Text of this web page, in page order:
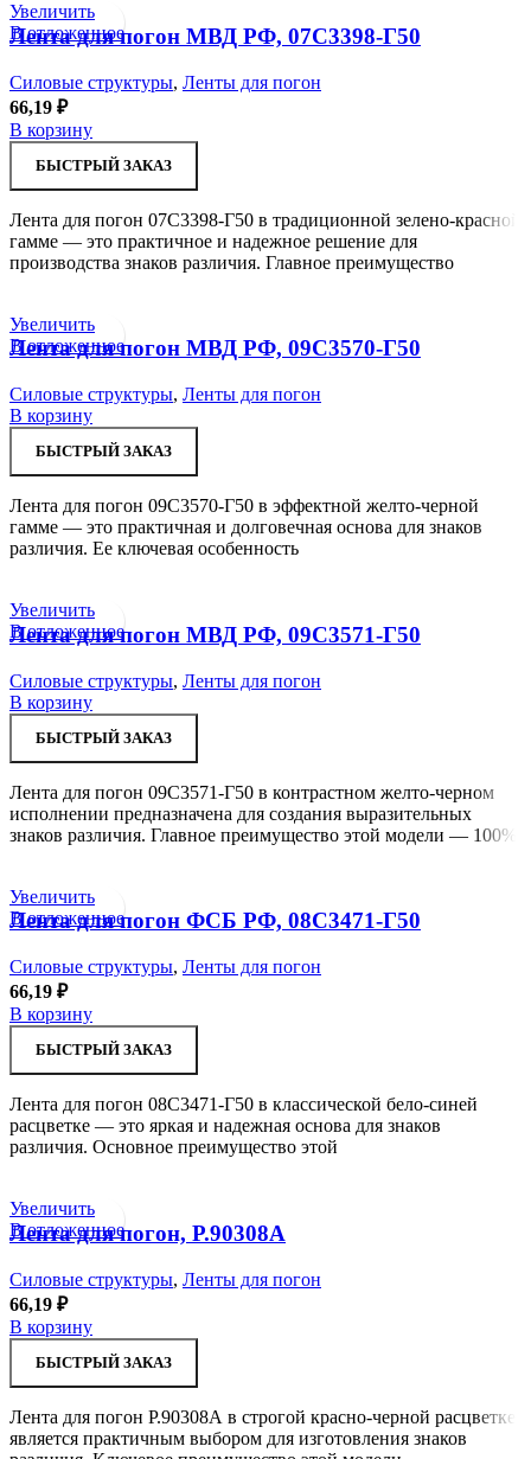
Увеличить
В отложенное
Лента для погон МВД РФ, 07С3398-Г50
Силовые структуры, Ленты для погон
66,19 ₽
В корзину
БЫСТРЫЙ ЗАКАЗ
Лента для погон 07С3398-Г50 в традиционной зелено-красной
гамме — это практичное и надежное решение для
производства знаков различия. Главное преимущество
Увеличить
В отложенное
Лента для погон МВД РФ, 09С3570-Г50
Силовые структуры, Ленты для погон
В корзину
БЫСТРЫЙ ЗАКАЗ
Лента для погон 09С3570-Г50 в эффектной желто-черной
гамме — это практичная и долговечная основа для знаков
различия. Ее ключевая особенность
Увеличить
В отложенное
Лента для погон МВД РФ, 09С3571-Г50
Силовые структуры, Ленты для погон
В корзину
БЫСТРЫЙ ЗАКАЗ
Лента для погон 09С3571-Г50 в контрастном желто-черном
исполнении предназначена для создания выразительных
знаков различия. Главное преимущество этой модели — 100%
Увеличить
В отложенное
Лента для погон ФСБ РФ, 08С3471-Г50
Силовые структуры, Ленты для погон
66,19 ₽
В корзину
БЫСТРЫЙ ЗАКАЗ
Лента для погон 08С3471-Г50 в классической бело-синей
расцветке — это яркая и надежная основа для знаков
различия. Основное преимущество этой
Увеличить
В отложенное
Лента для погон, Р.90308А
Силовые структуры, Ленты для погон
66,19 ₽
В корзину
БЫСТРЫЙ ЗАКАЗ
Лента для погон Р.90308А в строгой красно-черной расцветке
является практичным выбором для изготовления знаков